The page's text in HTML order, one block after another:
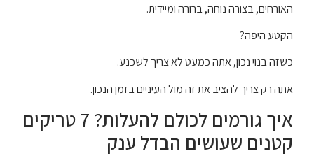
האורחים, בצורה נוחה, ברורה ומיידית.
הקטע היפה?
כשזה בנוי נכון, אתה כמעט לא צריך לשכנע.
אתה רק צריך להציב את זה מול העיניים בזמן הנכון.
איך גורמים לכולם להעלות? 7 טריקים
קטנים שעושים הבדל ענק